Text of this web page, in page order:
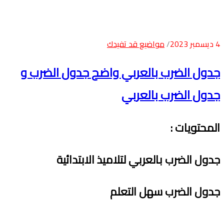
4 ديسمبر 2023 مواضيع قد تفيدك
جدول الضرب بالعربي واضح جدول الضرب و
جدول الضرب بالعربي
المحتويات:
جدول الضرب بالعربي لتلاميذ الابتدائية
جدول الضرب سهل التعلم